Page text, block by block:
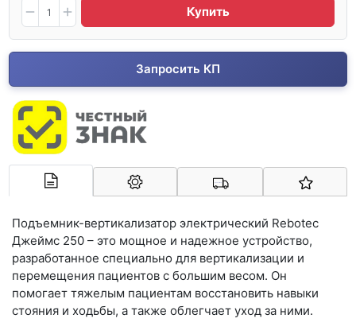
Купить
Запросить КП
Арконт-Мед
Подъемник-вертикализатор электрический Rebotec
Джеймс 250 – это мощное и надежное устройство,
разработанное специально для вертикализации и
перемещения пациентов с большим весом. Он
помогает тяжелым пациентам восстановить навыки
стояния и ходьбы, а также облегчает уход за ними.